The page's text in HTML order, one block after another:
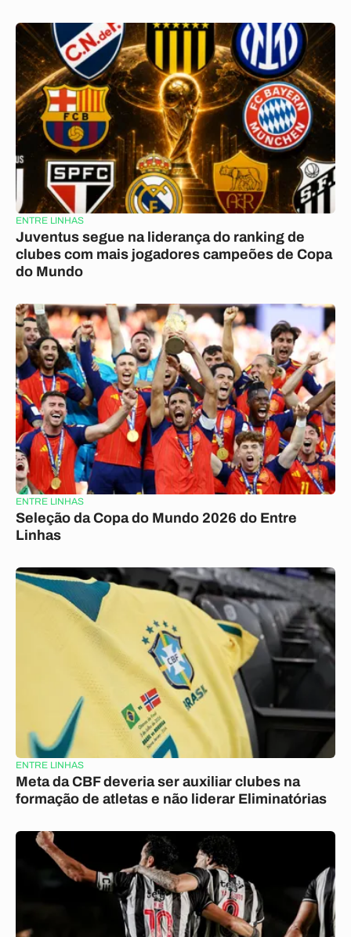
ENTRE LINHAS
Juventus segue na liderança do ranking de
clubes com mais jogadores campeões de Copa
do Mundo
ENTRE LINHAS
Seleção da Copa do Mundo 2026 do Entre
Linhas
ENTRE LINHAS
Meta da CBF deveria ser auxiliar clubes na
formação de atletas e não liderar Eliminatórias